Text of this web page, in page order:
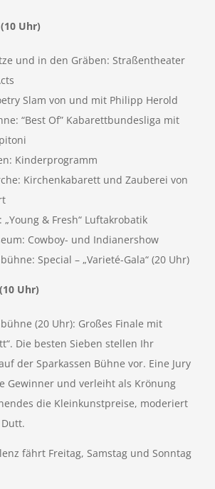
Uhr)
und in den Gräben: Straßentheater
Slam von und mit Philipp Herold
“Best Of” Kabarettbundesliga mit
Kinderprogramm
Kirchenkabarett und Zauberei von
„Young & Fresh“ Luftakrobatik
Cowboy- und Indianershow
Special – „Varieté-Gala“ (20 Uhr)
Uhr)
(20 Uhr): Großes Finale mit
Die besten Sieben stellen Ihr
der Sparkassen Bühne vor. Eine Jury
Gewinner und verleiht als Krönung
die Kleinkunstpreise, moderiert
fährt Freitag, Samstag und Sonntag